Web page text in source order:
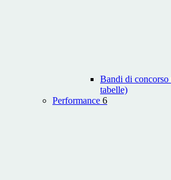
Bandi di
tabelle)
Performance 6